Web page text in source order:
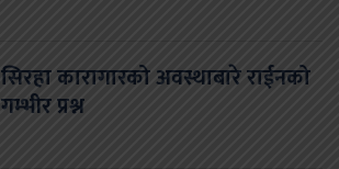
सिरहा कारागारको अवस्थाबारे राईनको
गम्भीर प्रश्न